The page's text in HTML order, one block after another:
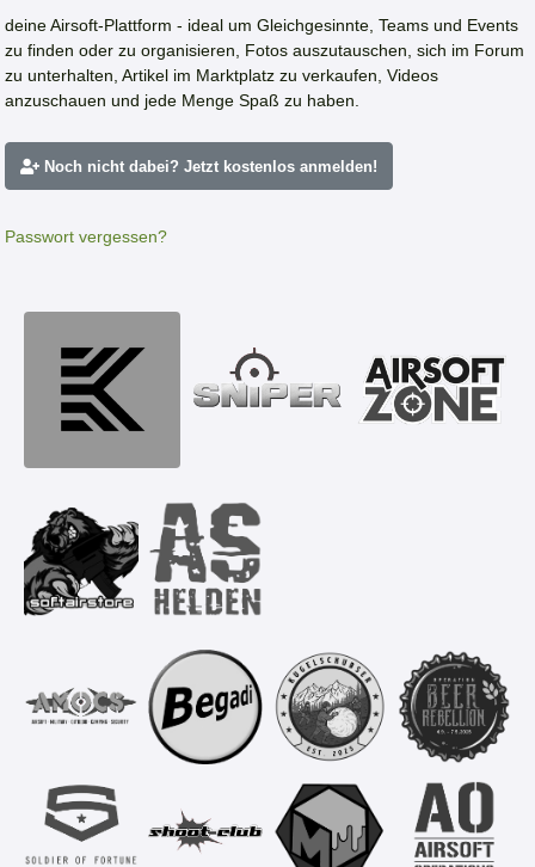
deine Airsoft-Plattform - ideal um Gleichgesinnte, Teams und Events
zu finden oder zu organisieren, Fotos auszutauschen, sich im Forum
zu unterhalten, Artikel im Marktplatz zu verkaufen, Videos
anzuschauen und jede Menge Spaß zu haben.
Noch nicht dabei? Jetzt kostenlos anmelden!
Passwort vergessen?